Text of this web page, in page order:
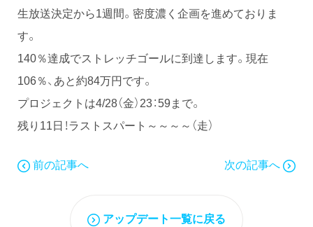
生放送決定から1週間。密度濃く企画を進めておりま
す。
140％達成でストレッチゴールに到達します。現在
106％、あと約84万円です。
プロジェクトは4/28（金）23：59まで。
残り11日！ラストスパート～～～～（走）
前の記事へ 次の記事へ
アップデート一覧に戻る